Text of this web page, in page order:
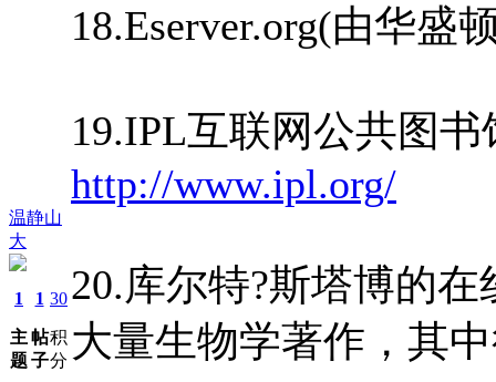
温静山
大
1
主
题
1
帖
子
30
积
分
18.Eserver.org(由华盛
19.IPL互联网公共图
http://www.ipl.org/
20.库尔特?斯塔博的
大量生物学著作，其